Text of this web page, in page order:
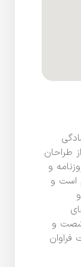
طراحان
و
است و
شصت و